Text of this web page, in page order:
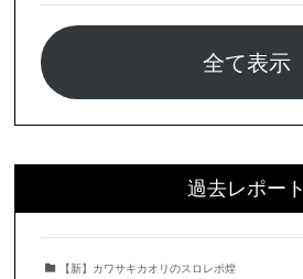
全て表示
過去レポート
【新】カワサキカオリのスロレポ煌